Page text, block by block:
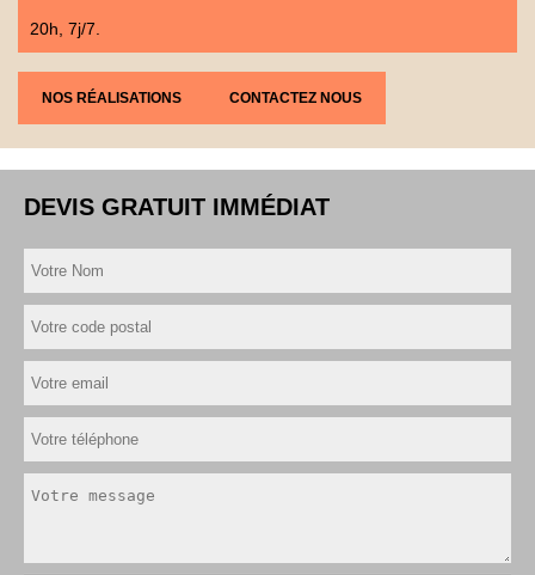
20h, 7j/7.
NOS RÉALISATIONS CONTACTEZ NOUS
DEVIS GRATUIT IMMÉDIAT